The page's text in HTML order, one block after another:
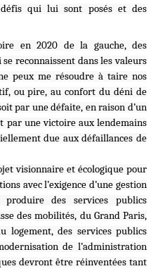
qui lui sont posés et des
en 2020 de la gauche, des
reconnaissent dans les valeurs
peux me résoudre à taire nos
ou pire, au confort du déni de
par une défaite, en raison d’un
par une victoire aux lendemains
due aux défaillances de
visionnaire et écologique pour
avec l’exigence d’une gestion
produire des services publics
des mobilités, du Grand Paris,
logement, des services publics
de l’administration
devront être réinventées tant